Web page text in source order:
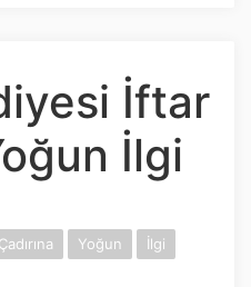
İftar
İlgi
Çadırına Yoğun
İlgi